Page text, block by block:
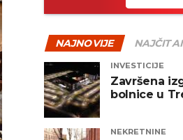
NAJNOVIJE
INVESTICIJE
Završena
bolnice u
NEKRETNINE